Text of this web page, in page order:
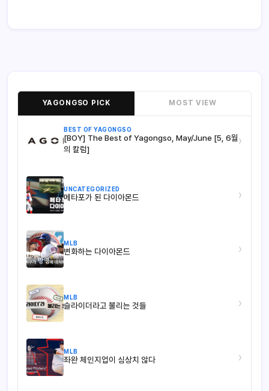
YAGONGSO PICK MOST VIEW
BEST OF YAGONGSO
[BOY] The Best of Yagongso, May/June [5, 6월
의 칼럼]
›
UNCATEGORIZED
메타포가 된 다이아몬드 ›
MLB
변화하는 다이아몬드 ›
MLB
슬라이더라고 불리는 것들 ›
MLB
좌완 체인지업이 심상치 않다 ›